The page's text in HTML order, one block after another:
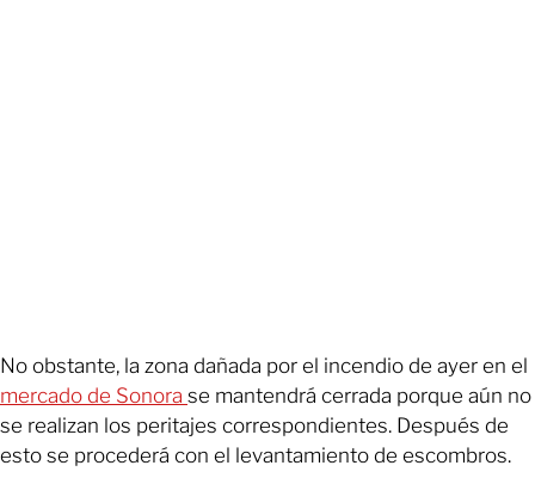
No obstante, la zona dañada por el incendio de ayer en el
mercado de Sonora se mantendrá cerrada porque aún no
se realizan los peritajes correspondientes. Después de
esto se procederá con el levantamiento de escombros.